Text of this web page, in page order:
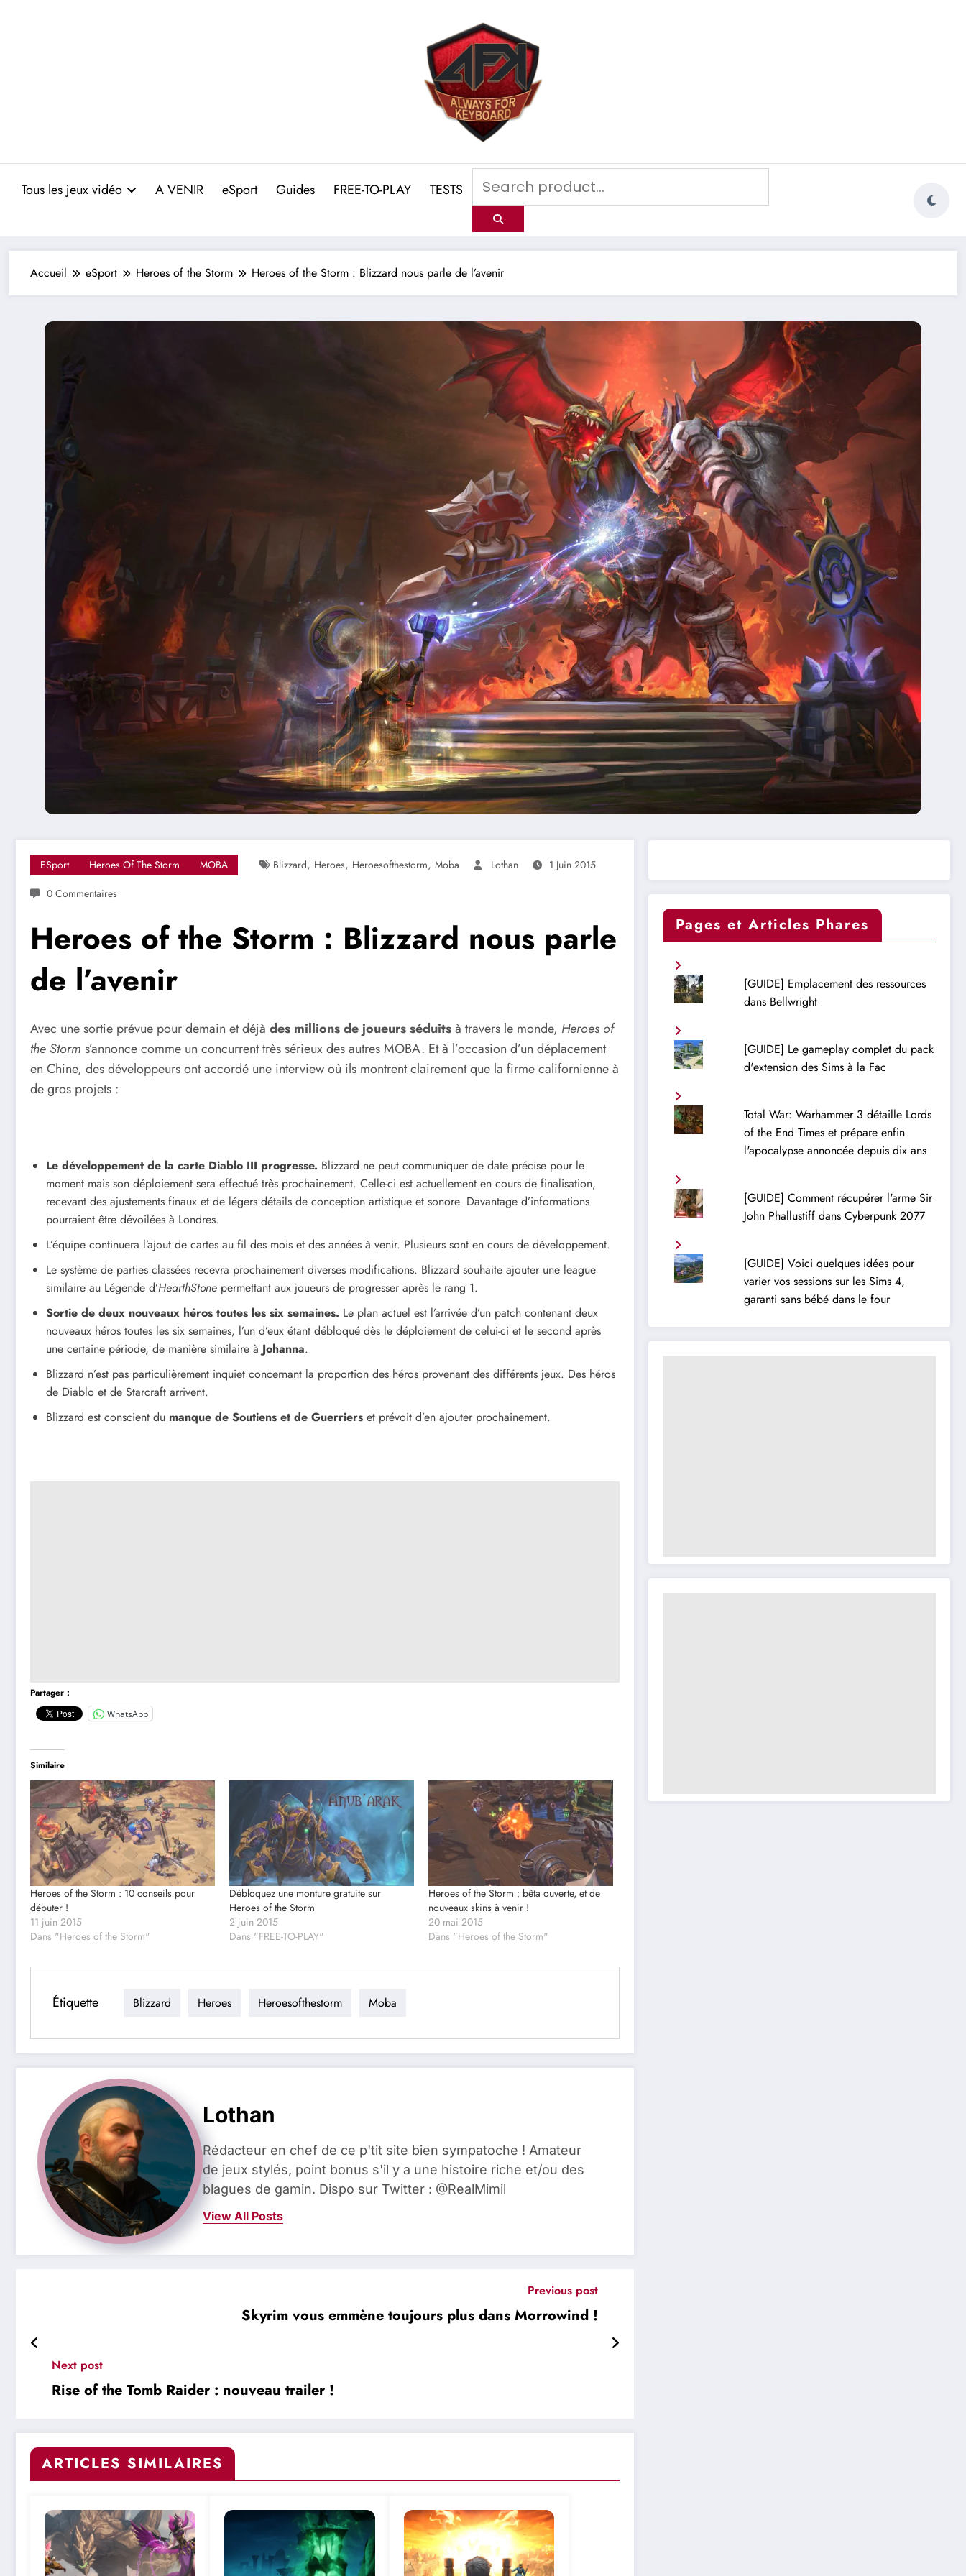
Tous les jeux vidéo A VENIR eSport Guides FREE-TO-PLAY TESTS
Accueil eSport Heroes of the Storm Heroes of the Storm : Blizzard nous parle de l’avenir
ESport Heroes Of The Storm MOBA Blizzard, Heroes, Heroesofthestorm, Moba Lothan
1 Juin 2015
0 Commentaires
Heroes of the Storm : Blizzard nous parle
de l’avenir
Avec une sortie prévue pour demain et déjà des millions de joueurs séduitsà travers le monde, Heroes of
the Storm s’annonce comme un concurrent très sérieux des autres MOBA. Et à l’occasion d’un déplacement
en Chine, des développeurs ont accordé une interview où ils montrent clairement que la firme californienne à
de gros projets :
Le développement de la carte Diablo III progresse. Blizzard ne peut communiquer de date précise pour le
moment mais son déploiement sera effectué très prochainement. Celle-ci est actuellement en cours de finalisation,
recevant des ajustements finaux et de légers détails de conception artistique et sonore. Davantage d’informations
pourraient être dévoilées à Londres.
L’équipe continuera l’ajout de cartes au fil des mois et des années à venir. Plusieurs sont en cours de développement.
Le système de parties classées recevra prochainement diverses modifications. Blizzard souhaite ajouter une league
similaire au Légende d’HearthStone permettant aux joueurs de progresser après le rang 1.
Sortie de deux nouveaux héros toutes les six semaines. Le plan actuel est l’arrivée d’un patch contenant deux
nouveaux héros toutes les six semaines, l’un d’eux étant débloqué dès le déploiement de celui-ci et le second après
une certaine période, de manière similaire à Johanna.
Blizzard n’est pas particulièrement inquiet concernant la proportion des héros provenant des différents jeux. Des héros
de Diablo et de Starcraft arrivent.
Blizzard est conscient du manque de Soutiens et de Guerriers et prévoit d’en ajouter prochainement.
Partager :
WhatsApp
Similaire
Heroes of the Storm : 10 conseils pour
débuter !
11 juin 2015
Dans "Heroes of the Storm"
Débloquez une monture gratuite sur
Heroes of the Storm
2 juin 2015
Dans "FREE-TO-PLAY"
Heroes of the Storm : bêta ouverte, et de
nouveaux skins à venir !
20 mai 2015
Dans "Heroes of the Storm"
Étiquette Blizzard Heroes Heroesofthestorm Moba
Lothan
Rédacteur en chef de ce p'tit site bien sympatoche ! Amateur
de jeux stylés, point bonus s'il y a une histoire riche et/ou des
blagues de gamin. Dispo sur Twitter : @RealMimil
View All Posts
Previous post
Skyrim vous emmène toujours plus dans Morrowind !
Next post
Rise of the Tomb Raider : nouveau trailer !
ARTICLES SIMILAIRES
Pages et Articles Phares
[GUIDE] Emplacement des ressources
dans Bellwright
[GUIDE] Le gameplay complet du pack
d'extension des Sims à la Fac
Total War: Warhammer 3 détaille Lords
of the End Times et prépare enfin
l'apocalypse annoncée depuis dix ans
[GUIDE] Comment récupérer l'arme Sir
John Phallustiff dans Cyberpunk 2077
[GUIDE] Voici quelques idées pour
varier vos sessions sur les Sims 4,
garanti sans bébé dans le four